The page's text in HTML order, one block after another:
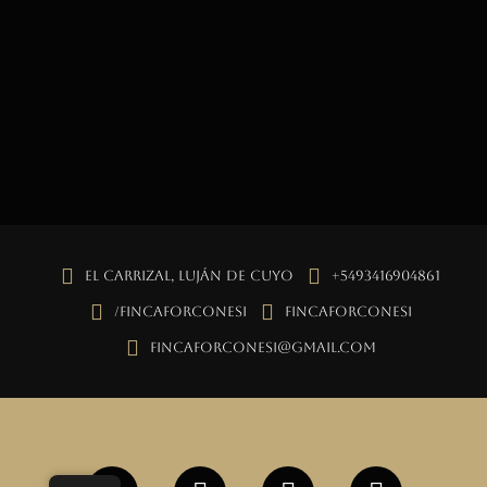
El Carrizal, Luján de Cuyo +5493416904861
/fincaforconesi fincaforconesi
fincaforconesi@gmail.com